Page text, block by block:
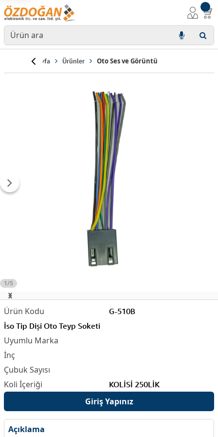
Anasayfa Ürünler Oto Ses ve Görüntü
1/5
G-510B
İso Tip Dişi Oto Teyp Soketi
KOLİSİ 250LİK
Giriş Yapınız
Açıklama